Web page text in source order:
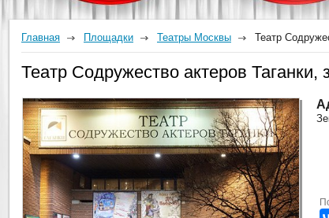
Главная Площадки Театры Москвы Театр
Театр Содружество актеров Таганки,